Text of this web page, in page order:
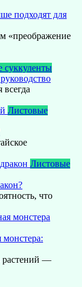
подходят для
«преображение
суккуленты
Листовые
Листовые
что
растений —